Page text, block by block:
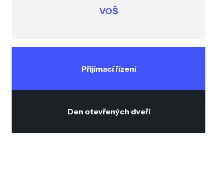
VOŠ
Přijímací řízení
Den otevřených dveří